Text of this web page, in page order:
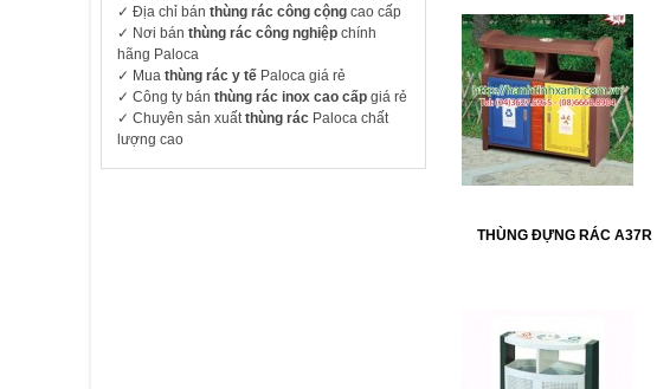
✓ Địa chỉ bánthùng rác công cộng cao cấp
✓ Nơi bánthùng rác công nghiệp chính
hãng Paloca
✓ Muathùng rác y tế Paloca giá rẻ
✓ Công ty bánthùng rác inox cao cấp giá rẻ
✓ Chuyên sản xuấtthùng rác Paloca chất
lượng cao
THÙNG ĐỰNG RÁC A37R